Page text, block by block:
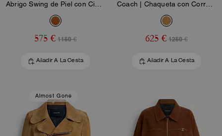
Abrigo Swing de Piel con Cierre Turnlock
575 € 1150 €
Añadir A La Cesta
Coach | Chaqueta con Correa de Ante Brain Dead
625 € 1250 €
Añadir A La Cesta
Almost Gone